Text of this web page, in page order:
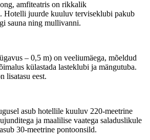
amfiteatris on rikkalik
Hotelli juurde kuuluv terviseklubi pakub
sauna ning mullivanni.
– 0,5 m) on veeliumäega, mõeldud
külastada lasteklubi ja mängutuba.
lisatasu eest.
asub hotellile kuuluv 220-meetrine
ja maalilise vaatega saladuslikule
30-meetrine pontoonsild.